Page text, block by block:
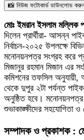
📸 নিউজ ফটোকার্ড ডাউনলোড
মোঃ ইমরান ইসলাম মল্লিক
দিলেন প্রার্থীরা- আসন্ন
নির্বাচন-২০২৫ উপলক্ষে
মনোনয়নপত্র সংগ্রহ করে
মিজানুর রহমান মিজান এর
কমিশনের তফসিল অনুযায়ী,
থেকে দুপুর ২টা পর্যন্ত
অনুষ্ঠিত হবে। মনোনয়নপত্র
শুভাকাঙ্ক্ষীদের সহযোগিতা
সম্পাদক ও প্রকাশক :